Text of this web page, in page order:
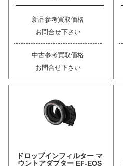
新品参考買取価格
お問合せ下さい
中古参考買取価格
お問合せ下さい
ドロップインフィルター マ
ウントアダプター EF-EOS